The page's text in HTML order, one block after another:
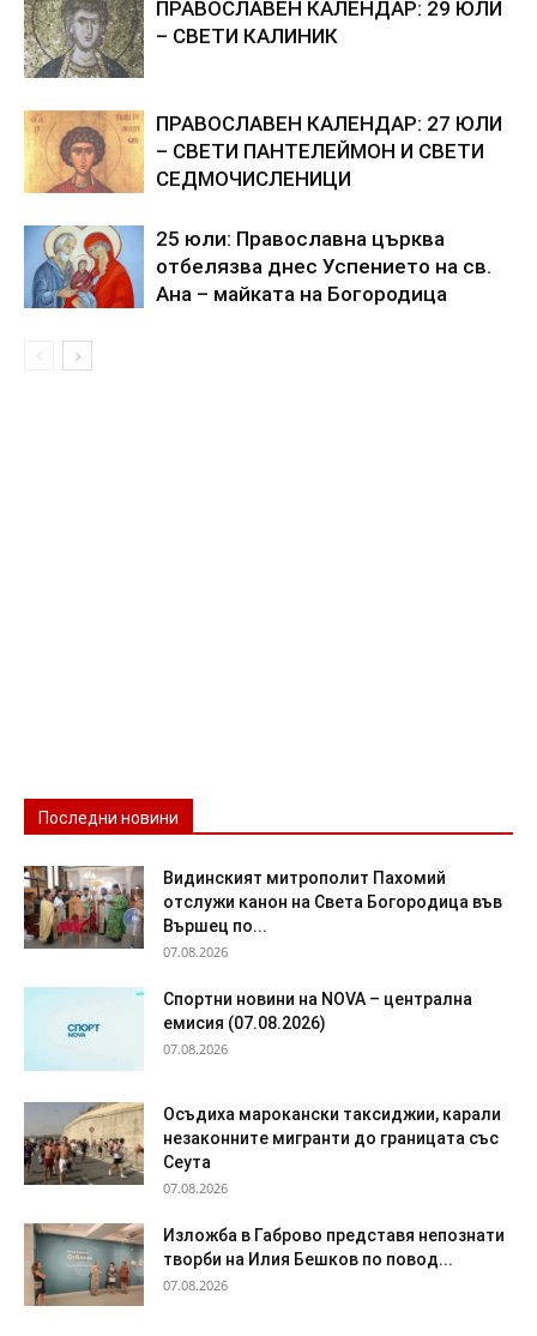
ПРАВОСЛАВЕН КАЛЕНДАР: 29 ЮЛИ
– СВЕТИ КАЛИНИК
ПРАВОСЛАВЕН КАЛЕНДАР: 27 ЮЛИ
– СВЕТИ ПАНТЕЛЕЙМОН И СВЕТИ
СЕДМОЧИСЛЕНИЦИ
25 юли: Православна църква
отбелязва днес Успението на св.
Ана – майката на Богородица
Последни новини
Видинският митрополит Пахомий
отслужи канон на Света Богородица във
Вършец по...
07.08.2026
Спортни новини на NOVA – централна
емисия (07.08.2026)
07.08.2026
Осъдиха марокански таксиджии, карали
незаконните мигранти до границата със
Сеута
07.08.2026
Изложба в Габрово представя непознати
творби на Илия Бешков по повод...
07.08.2026